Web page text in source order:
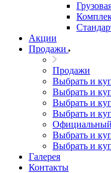
Акции
Продажи
Продажи
Выбрать и
Выбрать и
Выбрать и
Выбрать и
Выбрать и
Выбрать и
Галерея
Контакты